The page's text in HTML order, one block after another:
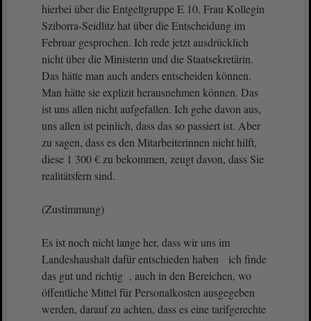
hierbei über die Entgeltgruppe E 10. Frau Kollegin
Sziborra-Seidlitz hat über die Entscheidung im
Februar gesprochen. Ich rede jetzt ausdrücklich
nicht über die Ministerin und die Staatsekretärin.
Das hätte man auch anders entscheiden können.
Man hätte sie explizit herausnehmen können. Das
ist uns allen nicht aufgefallen. Ich gehe davon aus,
uns allen ist peinlich, dass das so passiert ist. Aber
zu sagen, dass es den Mitarbeiterinnen nicht hilft,
diese 1 300 € zu bekommen, zeugt davon, dass Sie
realitätsfern sind.
(Zustimmung)
Es ist noch nicht lange her, dass wir uns im
Landeshaushalt dafür entschieden haben ich finde
das gut und richtig , auch in den Bereichen, wo
öffentliche Mittel für Personalkosten ausgegeben
werden, darauf zu achten, dass es eine tarifgerechte